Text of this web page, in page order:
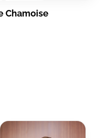
Chamoise